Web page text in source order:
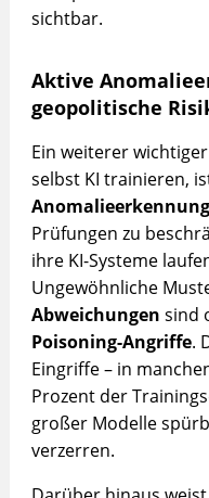
sichtbar.
Aktive
geopolitische
Ein weiterer
selbst KI trainieren,
Anomalieerkennung
Prüfungen zu
ihre KI-Systeme
Ungewöhnliche
Abweichungen sind
Poisoning-Angriffe.
Eingriffe – in
Prozent der
großer Modelle
verzerren.